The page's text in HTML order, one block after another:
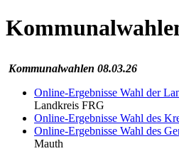
Kommunalwahlen 08.03.26
Online-Ergebnisse Wahl der
Landkreis FRG
Online-Ergebnisse Wahl des
Online-Ergebnisse Wahl des
Mauth